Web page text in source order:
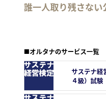
誰一人取り残さない
■オルタナのサービス一覧
サステナ経
４級）試験